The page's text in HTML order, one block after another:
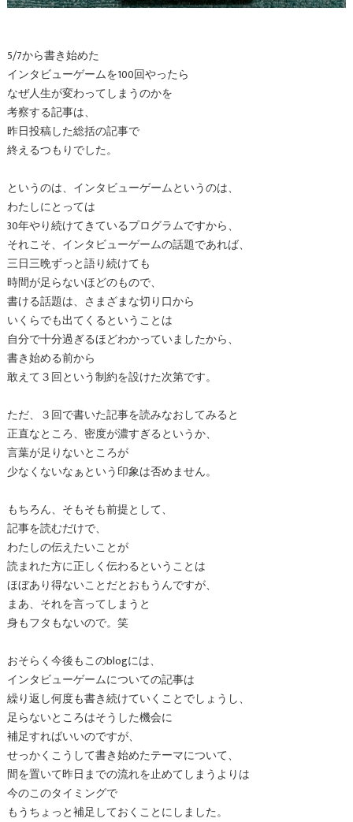
5/7から書き始めた
インタビューゲームを100回やったら
なぜ人生が変わってしまうのかを
考察する記事は、
昨日投稿した総括の記事で
終えるつもりでした。
というのは、インタビューゲームというのは、
わたしにとっては
30年やり続けてきているプログラムですから、
それこそ、インタビューゲームの話題であれば、
三日三晩ずっと語り続けても
時間が足らないほどのもので、
書ける話題は、さまざまな切り口から
いくらでも出てくるということは
自分で十分過ぎるほどわかっていましたから、
書き始める前から
敢えて３回という制約を設けた次第です。
ただ、３回で書いた記事を読みなおしてみると
正直なところ、密度が濃すぎるというか、
言葉が足りないところが
少なくないなぁという印象は否めません。
もちろん、そもそも前提として、
記事を読むだけで、
わたしの伝えたいことが
読まれた方に正しく伝わるということは
ほぼあり得ないことだとおもうんですが、
まあ、それを言ってしまうと
身もフタもないので。笑
おそらく今後もこのblogには、
インタビューゲームについての記事は
繰り返し何度も書き続けていくことでしょうし、
足らないところはそうした機会に
補足すればいいのですが、
せっかくこうして書き始めたテーマについて、
間を置いて昨日までの流れを止めてしまうよりは
今のこのタイミングで
もうちょっと補足しておくことにしました。